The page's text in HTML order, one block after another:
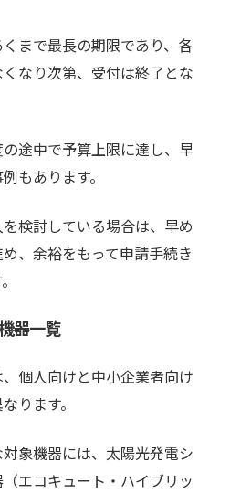
まで最長の期限であり、各
なり次第、受付は終了とな
途中で予算上限に達し、早
もあります。
検討している場合は、早め
、余裕をもって申請手続き
器一覧
個人向けと中小企業者向け
ります。
象機器には、太陽光発電シ
エコキュート・ハイブリッ